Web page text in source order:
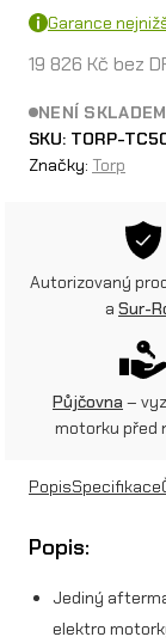
Garance
19 826 Kč bez
NENÍ SKLADEM
SKU: TORP-
Značky: Torp
Autorizovaný
a Sur-
Půjčovna –
motorku před
PopisSpecifikace
Popis:
Jediný
elektro